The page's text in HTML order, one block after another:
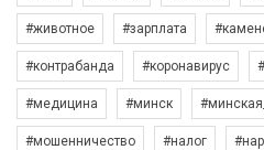
#животное #зарплата
#контрабанда #коронавирус
#медицина #минск
#мошенничество #налог